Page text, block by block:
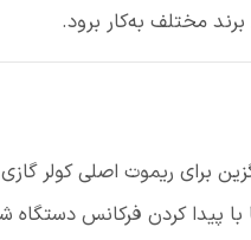
مختلف به‌کار برود.
برای ریموت اصلی کولر
پیدا کردن فرکانس دستگاه